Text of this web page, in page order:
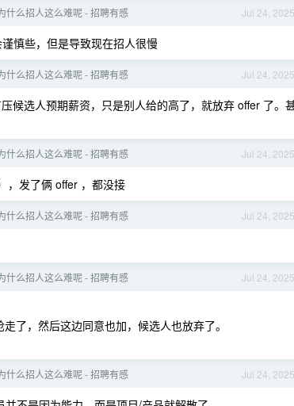
Jul 24, 2025
什么招人这么难呢 - 招聘有感
慎些，但是导致现在招人很慢
Jul 24, 2025
什么招人这么难呢 - 招聘有感
候选人预期薪资，只是别人给的高了，就放弃 offer 了。
Jul 24, 2025
什么招人这么难呢 - 招聘有感
，发了俩 offer ，都没接
Jul 24, 2025
什么招人这么难呢 - 招聘有感
Jul 24, 2025
什么招人这么难呢 - 招聘有感
了，然后这边同意也加，候选人也放弃了。
Jul 24, 2025
什么招人这么难呢 - 招聘有感